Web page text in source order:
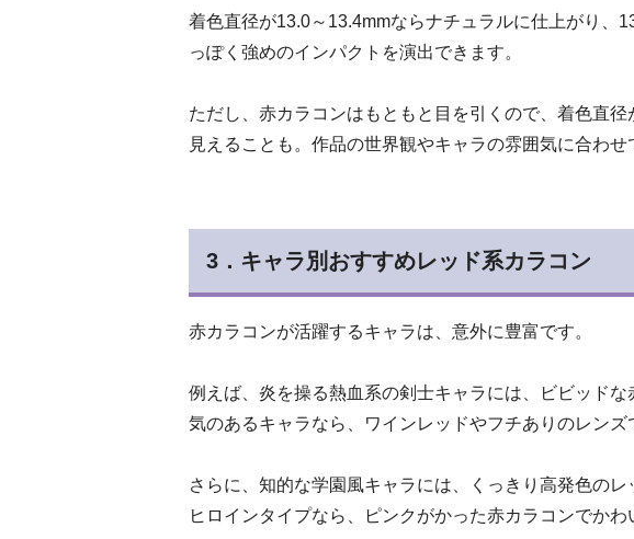
着色直径が13.0～13.4mmならナチュラルに仕上がり、
っぽく強めのインパクトを演出できます。
ただし、赤カラコンはもともと目を引くので、着色直
見えることも。作品の世界観やキャラの雰囲気に合わせ
3．キャラ別おすすめレッド系カラコン
赤カラコンが活躍するキャラは、意外に豊富です。
例えば、炎を操る熱血系の剣士キャラには、ビビッド
気のあるキャラなら、ワインレッドやフチありのレンズ
さらに、知的な学園風キャラには、くっきり高発色の
ヒロインタイプなら、ピンクがかった赤カラコンでかわ